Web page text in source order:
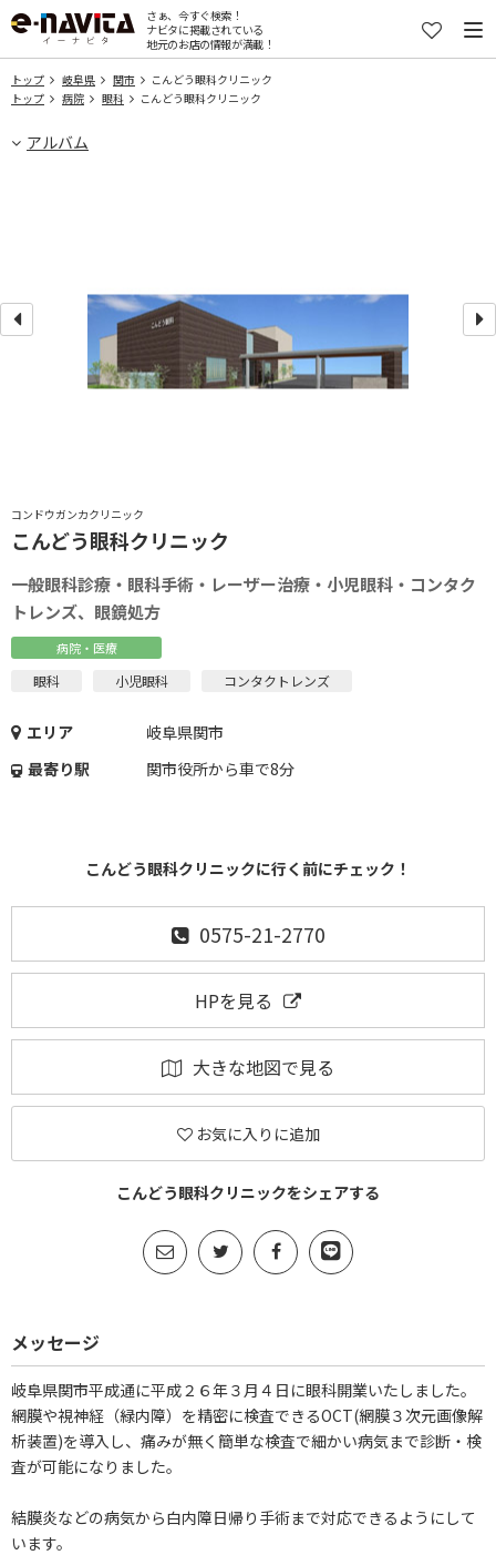
さぁ、今すぐ検索！
ナビタに掲載されている
地元のお店の情報が満載！
トップ 岐阜県 関市
こんどう眼科クリニック
トップ
病院 眼科 こんどう眼科クリニック
アルバム
コンドウガンカクリニック
こんどう眼科クリニック
一般眼科診療・眼科手術・レーザー治療・小児眼科・コンタク
トレンズ、眼鏡処方
病院・医療
眼科 小児眼科 コンタクトレンズ
エリア
岐阜県関市
最寄り駅
関市役所から車で8分
こんどう眼科クリニックに行く前にチェック！
0575-21-2770
HPを見る
大きな地図で見る
お気に入りに追加
こんどう眼科クリニックをシェアする
メッセージ
岐阜県関市平成通に平成２６年３月４日に眼科開業いたしました。
網膜や視神経（緑内障）を精密に検査できるOCT(網膜３次元画像解
析装置)を導入し、痛みが無く簡単な検査で細かい病気まで診断・検
査が可能になりました。
結膜炎などの病気から白内障日帰り手術まで対応できるようにして
います。